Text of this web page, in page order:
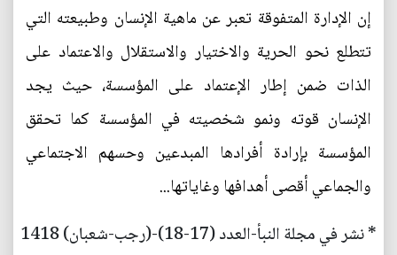
إن الإدارة المتفوقة تعبر عن ماهية الإنسان وطبيعته التي
تتطلع نحو الحرية والاختيار والاستقلال والاعتماد على
الذات ضمن إطار الإعتماد على المؤسسة، حيث يجد
الإنسان قوته ونمو شخصيته في المؤسسة كما تحقق
المؤسسة بإرادة أفرادها المبدعين وحسهم الاجتماعي
والجماعي أقصى أهدافها وغاياتها...
* نشر في مجلة النبأ-العدد (17-18)-(رجب-شعبان) 1418